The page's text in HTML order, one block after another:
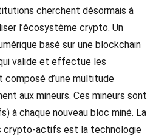
cherchent désormais à
l’écosystème crypto. Un
basé sur une blockchain
valide et effectue les
composé d’une multitude
aux mineurs. Ces mineurs sont
à chaque nouveau bloc miné. La
crypto-actifs est la technologie